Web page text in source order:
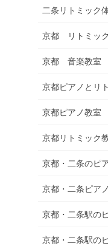
二条リトミック
京都 リトミック
京都 音楽教室
京都ピアノとリ
京都ピアノ教室
京都リトミック
京都・二条のピ
京都・二条ピア
京都・二条駅の
京都・二条駅の